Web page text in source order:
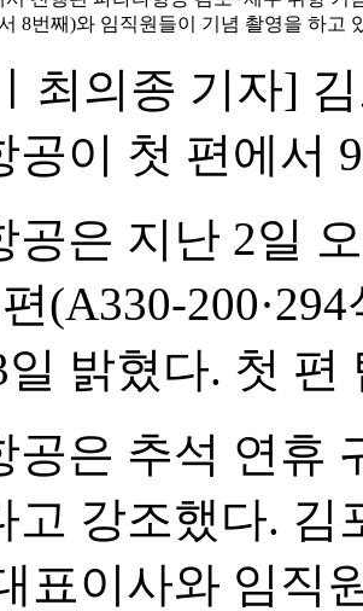
8번째)와 임직원들이 기념 촬영을 하고
최의종 기자]
공이 첫 편에서
공은 지난 2일
(A330-
밝혔다. 첫 편
공은 추석 연휴
고 강조했다. 김
표이사와 임직